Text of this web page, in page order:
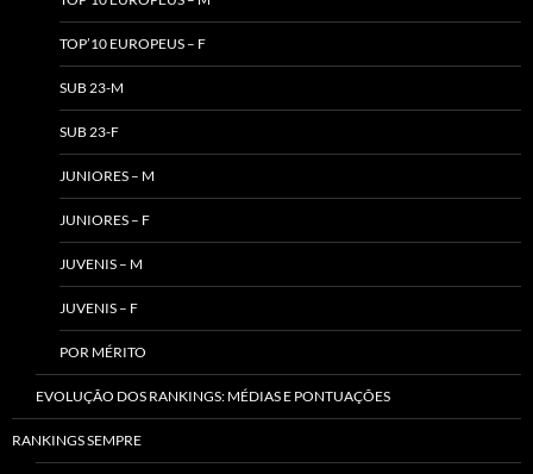
TOP’10 EUROPEUS – F
SUB 23-M
SUB 23-F
JUNIORES – M
JUNIORES – F
JUVENIS – M
JUVENIS – F
POR MÉRITO
EVOLUÇÃO DOS RANKINGS: MÉDIAS E PONTUAÇÕES
RANKINGS SEMPRE